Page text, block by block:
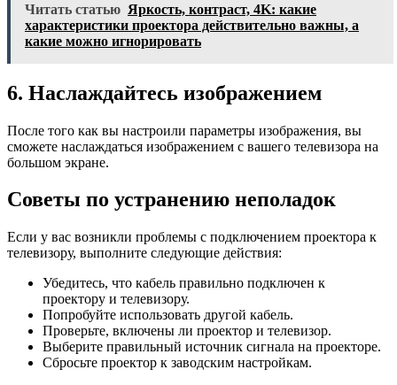
Читать статью Яркость, контраст, 4K: какие
характеристики проектора действительно важны, а
какие можно игнорировать
6. Наслаждайтесь изображением
После того как вы настроили параметры изображения, вы
сможете наслаждаться изображением с вашего телевизора на
большом экране.
Советы по устранению неполадок
Если у вас возникли проблемы с подключением проектора к
телевизору, выполните следующие действия:
Убедитесь, что кабель правильно подключен к
проектору и телевизору.
Попробуйте использовать другой кабель.
Проверьте, включены ли проектор и телевизор.
Выберите правильный источник сигнала на проекторе.
Сбросьте проектор к заводским настройкам.